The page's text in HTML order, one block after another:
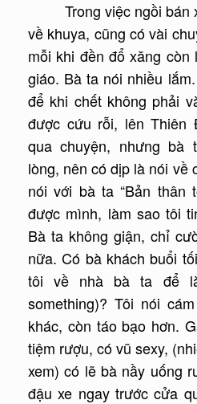
Trong việc ngồi bán
về khuya, cũng có vài
mỗi khi đền đổ xăng còn
giáo. Bà ta nói nhiều
để khi chết không phải
được cứu rỗi, lên Thiên
qua chuyện, nhưng bà
lòng, nên có dịp là nói về
nói với bà ta “Bản thân
được mình, làm sao tôi
Bà ta không giận, chỉ
nữa. Có bà khách buổi
tôi về nhà bà ta để
something)? Tôi nói
khác, còn táo bạo hơn.
tiệm rượu, có vũ sexy,
xem) có lẽ bà nầy uống
đậu xe ngay trước cửa